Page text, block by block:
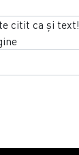
citit ca şi text!